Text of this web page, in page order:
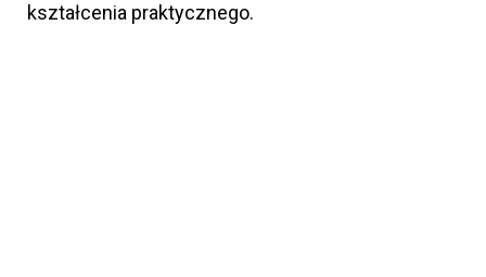
kształcenia praktycznego.